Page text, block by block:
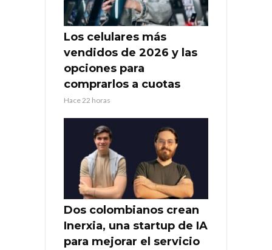
Los celulares más
vendidos de 2026 y las
opciones para
comprarlos a cuotas
Hace 22 horas
Dos colombianos crean
Inerxia, una startup de IA
para mejorar el servicio